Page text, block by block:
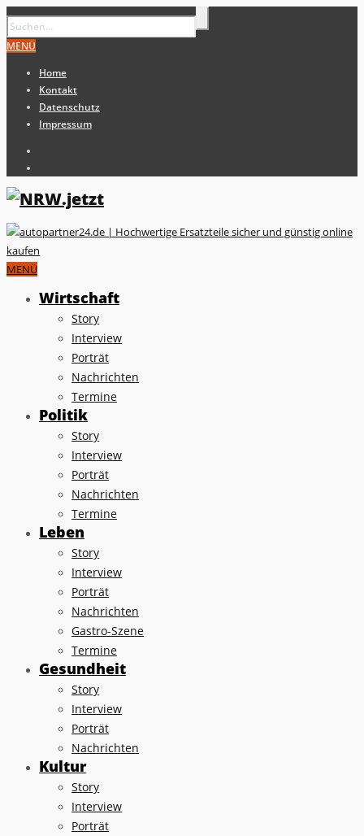
MENÜ
Home
Kontakt
Datenschutz
Impressum
MENÜ
Wirtschaft
Story
Interview
Porträt
Nachrichten
Termine
Politik
Story
Interview
Porträt
Nachrichten
Termine
Leben
Story
Interview
Porträt
Nachrichten
Gastro-Szene
Termine
Gesundheit
Story
Interview
Porträt
Nachrichten
Kultur
Story
Interview
Porträt